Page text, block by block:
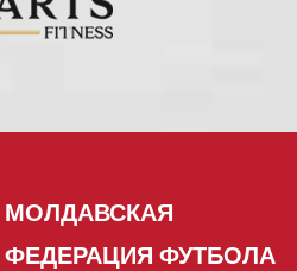
МОЛДАВСКАЯ
ФЕДЕРАЦИЯ ФУТБОЛА